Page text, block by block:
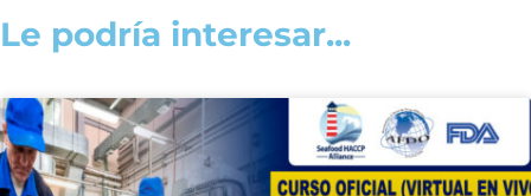
Le podría interesar...